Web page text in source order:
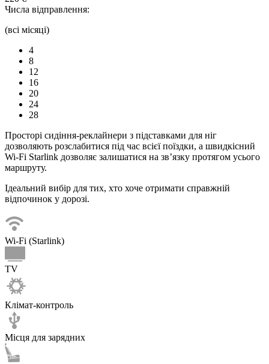
Числа відправлення:
(всі місяці)
4
8
12
16
20
24
28
Просторі сидіння-реклайнери з підставками для ніг
дозволяють розслабитися під час всієї поїздки, а швидкісний
Wi-Fi Starlink дозволяє залишатися на зв’язку протягом усього
маршруту.
Ідеальний вибір для тих, хто хоче отримати справжній
відпочинок у дорозі.
Wi-Fi (Starlink)
TV
Клімат-контроль
Місця для зарядних